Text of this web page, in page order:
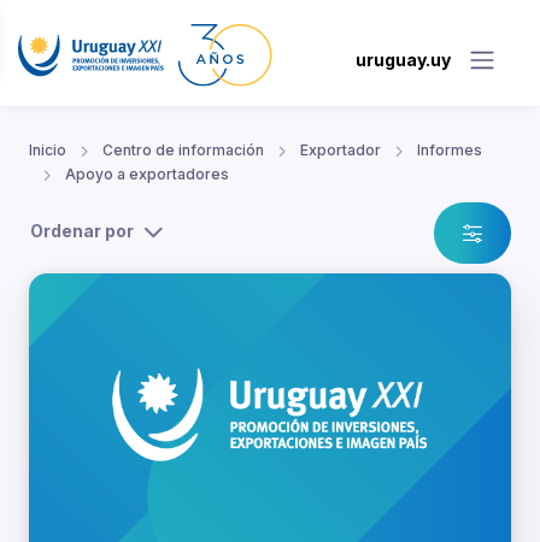
uruguay.uy
Inicio Centro de información Exportador
Informes
Apoyo a exportadores
Ordenar por